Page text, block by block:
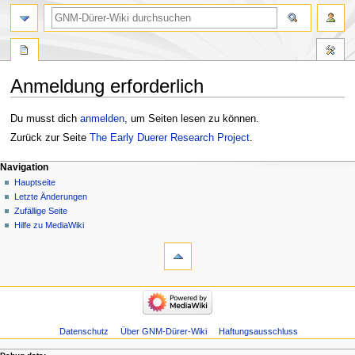
Anmeldung erforderlich
Zur
Navigation
Zur
Suche
Du musst dich anmelden, um Seiten lesen zu können.
Zurück zur Seite The Early Duerer Research Project.
Navigation
Hauptseite
Letzte Änderungen
Zufällige Seite
Hilfe zu MediaWiki
Datenschutz Über GNM-Dürer-Wiki Haftungsausschluss